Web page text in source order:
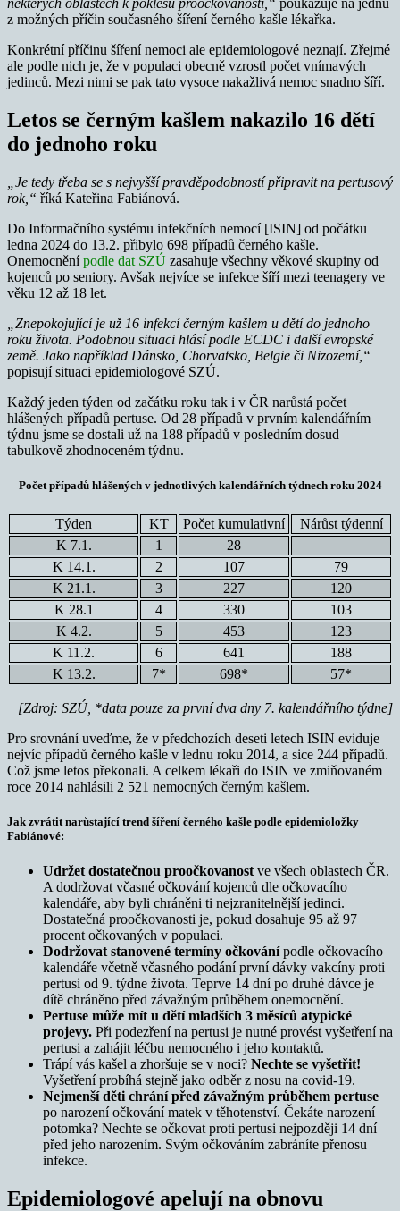
z možných příčin současného šíření černého kašle lékařka.
Konkrétní příčinu šíření nemoci ale epidemiologové neznají. Zřejmé
ale podle nich je, že v populaci obecně vzrostl počet vnímavých
jedinců. Mezi nimi se pak tato vysoce nakažlivá nemoc snadno šíří.
Letos se černým kašlem nakazilo 16 dětí
do jednoho roku
„Je tedy třeba se s nejvyšší pravděpodobností připravit na pertusový
rok,“ říká Kateřina Fabiánová.
Do Informačního systému infekčních nemocí [ISIN] od počátku
ledna 2024 do 13.2. přibylo 698 případů černého kašle.
Onemocněnípodle dat SZÚ zasahuje všechny věkové skupiny od
kojenců po seniory. Avšak nejvíce se infekce šíří mezi teenagery ve
věku 12 až 18 let.
„Znepokojující je už 16 infekcí černým kašlem u dětí do jednoho
roku života. Podobnou situaci hlásí podle ECDC i další evropské
země. Jako například Dánsko, Chorvatsko, Belgie či Nizozemí,“
popisují situaci epidemiologové SZÚ.
Každý jeden týden od začátku roku tak i v ČR narůstá počet
hlášených případů pertuse. Od 28 případů v prvním kalendářním
týdnu jsme se dostali už na 188 případů v posledním dosud
tabulkově zhodnoceném týdnu.
Počet případů hlášených v jednotlivých kalendářních týdnech roku 2024
Týden KT Počet kumulativní
Nárůst týdenní
K 7.1.
1
28
K 14.1.
2 107
79
K 21.1.
3 227
120
K 28.1
4 330
103
K 4.2.
5 453
123
K 11.2.
6 641
188
K 13.2.
7* 698* 57*
[Zdroj: SZÚ, *data pouze za první dva dny 7. kalendářního týdne]
Pro srovnání uveďme, že v předchozích deseti letech ISIN eviduje
nejvíc případů černého kašle v lednu roku 2014, a sice 244 případů.
Což jsme letos překonali. A celkem lékaři do ISIN ve zmiňovaném
roce 2014 nahlásili 2 521 nemocných černým kašlem.
Jak zvrátit narůstající trend šíření černého kašle podle epidemioložky
Fabiánové:
Udržet dostatečnou proočkovanost ve všech oblastech ČR.
A dodržovat včasné očkování kojenců dle očkovacího
kalendáře, aby byli chráněni ti nejzranitelnější jedinci.
Dostatečná proočkovanosti je, pokud dosahuje 95 až 97
procent očkovaných v populaci.
Dodržovat stanovené termíny očkovánípodle očkovacího
kalendáře včetně včasného podání první dávky vakcíny proti
pertusi od 9. týdne života. Teprve 14 dní po druhé dávce je
dítě chráněno před závažným průběhem onemocnění.
Pertuse může mít u dětí mladších 3 měsíců atypické
projevy. Při podezření na pertusi je nutné provést vyšetření na
pertusi a zahájit léčbu nemocného i jeho kontaktů.
Trápí vás kašel a zhoršuje se v noci? Nechte se vyšetřit!
Vyšetření probíhá stejně jako odběr z nosu na covid-19.
Nejmenší děti chrání před závažným průběhem pertuse
po narození očkování matek v těhotenství. Čekáte narození
potomka? Nechte se očkovat proti pertusi nejpozději 14 dní
před jeho narozením. Svým očkováním zabráníte přenosu
infekce.
Epidemiologové apelují na obnovu